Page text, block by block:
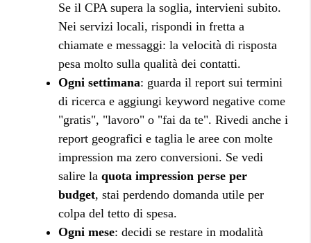
Se il CPA supera la soglia, intervieni subito.
Nei servizi locali, rispondi in fretta a
chiamate e messaggi: la velocità di risposta
pesa molto sulla qualità dei contatti.
Ogni settimana: guarda il report sui termini
di ricerca e aggiungi keyword negative come
"gratis", "lavoro" o "fai da te". Rivedi anche i
report geografici e taglia le aree con molte
impression ma zero conversioni. Se vedi
salire la quota impression perse per
budget, stai perdendo domanda utile per
colpa del tetto di spesa.
Ogni mese: decidi se restare in modalità